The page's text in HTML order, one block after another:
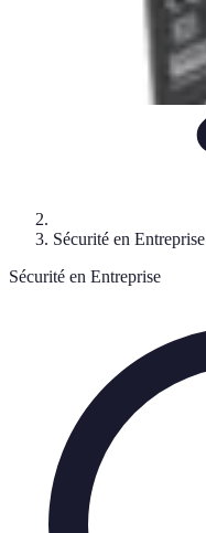
Sécurité en Entreprise
Sécurité en Entreprise